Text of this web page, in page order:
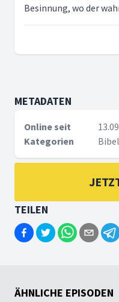
Besinnung, wo der
METADATEN
Online seit
Kategorien
TEILEN
ÄHNLICHE EPISODEN